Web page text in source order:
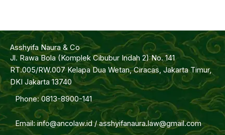
Asshyifa Naura & Co
Jl. Rawa Bola (Komplek Cibubur Indah 2) No. 141
RT.005/RW.007 Kelapa Dua Wetan, Ciracas, Jakarta Timur,
DKI Jakarta 13740
Phone: 0813-8900-141
Email: info@ancolaw.id / asshyifanaura.law@gmail.com